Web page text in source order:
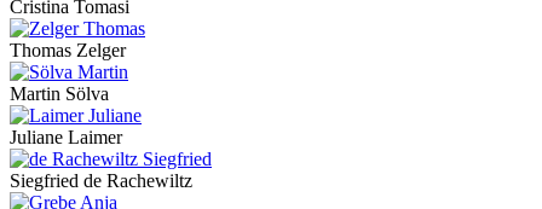
Cristina Tomasi
Thomas Zelger
Martin Sölva
Juliane Laimer
Siegfried de Rachewiltz